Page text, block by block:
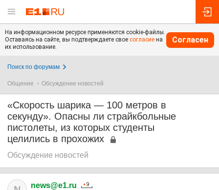
На информационном ресурсе применяются cookie-файлы.
Оставаясь на сайте, вы подтверждаете свое согласие на
их использование.
Согласен
Поиск по форумам
Общение Обсуждение новостей
«Скорость шарика — 100 метров в
секунду». Опасны ли страйкбольные
пистолеты, из которых студенты
целились в прохожих
Обсуждение новостей
news@e1.ru